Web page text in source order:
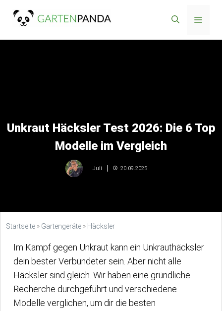
Inhalt
Menü
Unkraut Häcksler Test 2026: Die 6 Top
Modelle im Vergleich
Juli 20.09.2025
Startseite » Gartengeräte » Häcksler
Im Kampf gegen Unkraut kann ein Unkrauthäcksler
dein bester Verbündeter sein. Aber nicht alle
Häcksler sind gleich. Wir haben eine gründliche
Recherche durchgeführt und verschiedene
Modelle verglichen, um dir die besten